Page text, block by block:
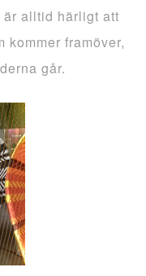
är alltid härligt att
kommer framöver,
går.